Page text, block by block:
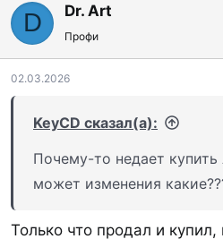
D Dr. Art
Профи
02.03.2026
KeyCD сказал(а):
Почему-то недает
может изменения
Только что продал и купил,